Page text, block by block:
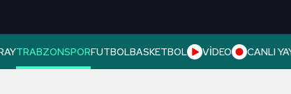
TRABZONSPORFUTBOLBASKETBOL VİDEO CANLI